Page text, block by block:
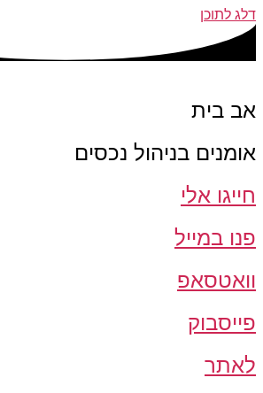
דלג לתוכן
אב בית
אומנים בניהול נכסים
חייגו אלי
פנו במייל
וואטסאפ
פייסבוק
לאתר